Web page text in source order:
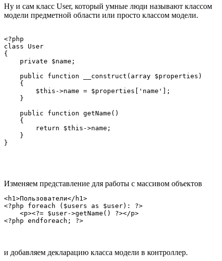
Ну и сам класс User, который умные люди называют классом
модели предметной области или просто классом модели.
<?php
class User
{
    private $name;
    public function __construct(array $properties)
    {
        $this->name = $properties['name'];
    }
    public function getName()
    {
        return $this->name;
    }
Изменяем представление для работы с массивом объектов
<h1>Пользователи</h1>
<?php foreach ($users as $user): ?>
    <p><?= $user->getName() ?></p>
и добавляем декларацию класса модели в контроллер.